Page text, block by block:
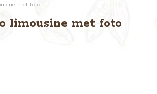
met foto
limousine met foto